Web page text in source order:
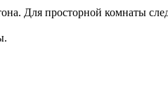
Для просторной комнаты